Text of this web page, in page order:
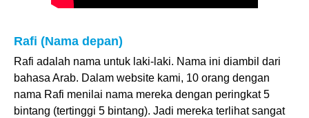
Rafi (Nama depan)
Rafi adalah nama untuk laki-laki. Nama ini diambil dari
bahasa Arab. Dalam website kami, 10 orang dengan
nama Rafi menilai nama mereka dengan peringkat 5
bintang (tertinggi 5 bintang). Jadi mereka terlihat sangat